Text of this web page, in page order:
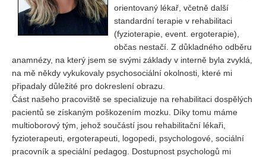
orientovaný lékař, včetně další
standardní terapie v rehabilitaci
(fyzioterapie, event. ergoterapie),
občas nestačí. Z důkladného odběru
anamnézy, na který jsem se svými základy v interně byla zvyklá,
na mě někdy vykukovaly psychosociální okolnosti, které mi
připadaly důležité pro dokreslení obrazu.
Část našeho pracoviště se specializuje na rehabilitaci dospělých
pacientů se získaným poškozením mozku. Díky tomu máme
multioborový tým, jehož součástí jsou rehabilitační lékaři,
fyzioterapeuti, ergoterapeuti, logopedi, psychologové, sociální
pracovník a speciální pedagog. Dostupnost psychologů mi